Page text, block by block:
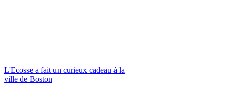
L'Ecosse a fait un curieux cadeau à la
ville de Boston